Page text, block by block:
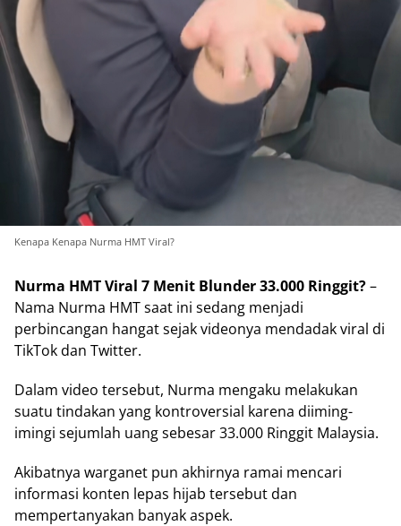
Kenapa Kenapa Nurma HMT Viral?
Nurma HMT Viral 7 Menit Blunder 33.000 Ringgit?–
Nama Nurma HMT saat ini sedang menjadi
perbincangan hangat sejak videonya mendadak viral di
TikTok dan Twitter.
Dalam video tersebut, Nurma mengaku melakukan
suatu tindakan yang kontroversial karena diiming-
imingi sejumlah uang sebesar 33.000 Ringgit Malaysia.
Akibatnya warganet pun akhirnya ramai mencari
informasi konten lepas hijab tersebut dan
mempertanyakan banyak aspek.